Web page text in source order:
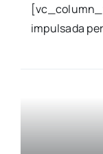
impul­sa­da